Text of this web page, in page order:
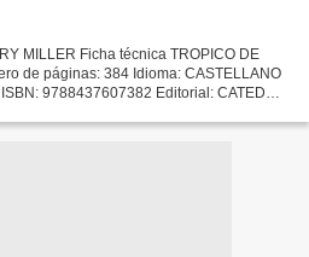
MILLER Ficha técnica TROPICO DE
de páginas: 384 Idioma: CASTELLANO
9788437607382 Editorial: CATEDRA